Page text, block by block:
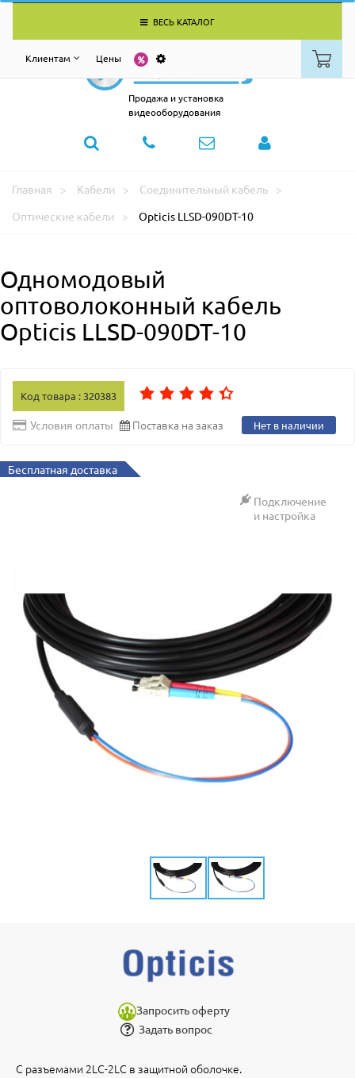
ВЕСЬ КАТАЛОГ
Клиентам Цены
Продажа и установка
видеооборудования
Главная Кабели
Соединительный кабель
Оптические кабели
Opticis LLSD-090DT-10
Одномодовый
оптоволоконный кабель
Opticis LLSD-090DT-10
Код товара : 320383
Условия оплаты Поставка на заказ Нет в наличии
Бесплатная доставка
Подключение
и настройка
Запросить оферту
Задать вопрос
С разъемами 2LC-2LC в защитной оболочке.